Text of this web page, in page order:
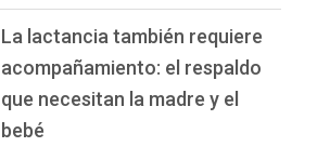
La lactancia también requiere
acompañamiento: el respaldo
que necesitan la madre y el
bebé